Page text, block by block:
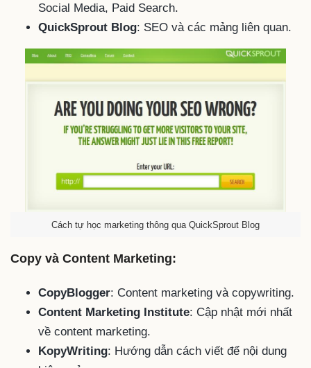
Social Media, Paid Search.
QuickSprout Blog: SEO và các mảng liên quan.
Cách tự học marketing thông qua QuickSprout Blog
Copy và Content Marketing:
CopyBlogger: Content marketing và copywriting.
Content Marketing Institute: Cập nhật mới nhất
về content marketing.
KopyWriting: Hướng dẫn cách viết để nội dung